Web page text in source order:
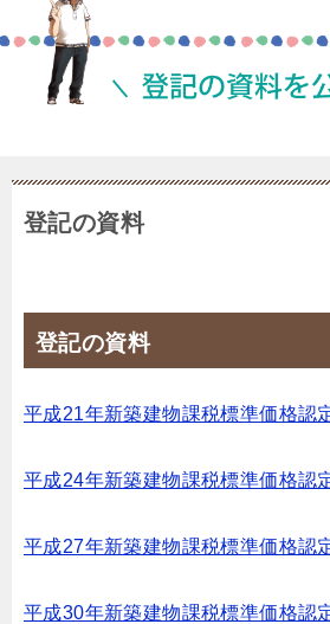
登記の資料
登記の資料
平成21年新築建物課税標準価格認
平成24年新築建物課税標準価格認
平成27年新築建物課税標準価格認
平成30年新築建物課税標準価格認